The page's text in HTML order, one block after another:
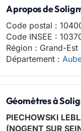
A propos de
Code postal :
Code INSEE :
Région : Grand-
Département :
Géomètres à
PIECHOWSKI
(NOGENT SUR